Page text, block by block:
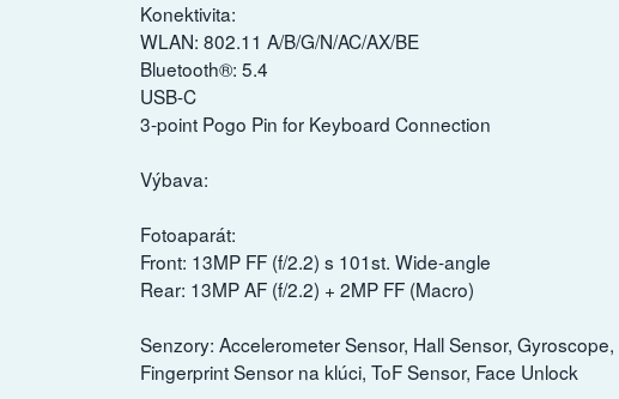
Konektivita:
WLAN: 802.11 A/B/G/N/AC/AX/BE
Bluetooth®: 5.4
USB-C
3-point Pogo Pin for Keyboard Connection
Výbava:
Fotoaparát:
Front: 13MP FF (f/2.2) s 101st. Wide-angle
Rear: 13MP AF (f/2.2) + 2MP FF (Macro)
Senzory: Accelerometer Sensor, Hall Sensor,
Fingerprint Sensor na klúci, ToF Sensor, Face Unlock